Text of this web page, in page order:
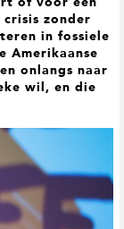
óf voor een
crisis zonder
in fossiele
Amerikaanse
onlangs naar
wil, en die